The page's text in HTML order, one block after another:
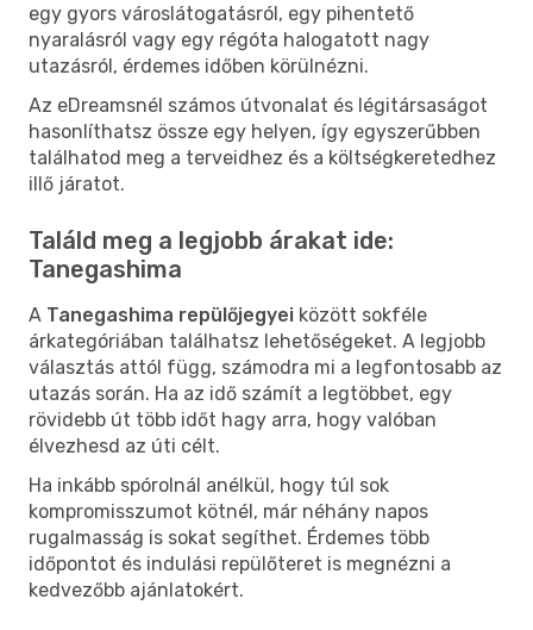
egy gyors városlátogatásról, egy pihentető
nyaralásról vagy egy régóta halogatott nagy
utazásról, érdemes időben körülnézni.
Az eDreamsnél számos útvonalat és légitársaságot
hasonlíthatsz össze egy helyen, így egyszerűbben
találhatod meg a terveidhez és a költségkeretedhez
illő járatot.
Találd meg a legjobb árakat ide:
Tanegashima
A Tanegashima repülőjegyei között sokféle
árkategóriában találhatsz lehetőségeket. A legjobb
választás attól függ, számodra mi a legfontosabb az
utazás során. Ha az idő számít a legtöbbet, egy
rövidebb út több időt hagy arra, hogy valóban
élvezhesd az úti célt.
Ha inkább spórolnál anélkül, hogy túl sok
kompromisszumot kötnél, már néhány napos
rugalmasság is sokat segíthet. Érdemes több
időpontot és indulási repülőteret is megnézni a
kedvezőbb ajánlatokért.